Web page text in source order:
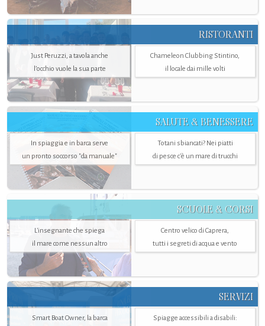
RISTORANTI
Just Peruzzi, a tavola anche
l’occhio vuole la sua parte
Chameleon Clubbing Stintino,
il locale dai mille volti
SALUTE & BENESSERE
In spiaggia e in barca serve
un pronto soccorso "da manuale"
Totani sbiancati? Nei piatti
di pesce c'è un mare di trucchi
SCUOLE & CORSI
L'insegnante che spiega
il mare come nessun altro
Centro velico di Caprera,
tutti i segreti di acqua e vento
SERVIZI
Smart Boat Owner, la barca Spiagge accessibili a disabili: